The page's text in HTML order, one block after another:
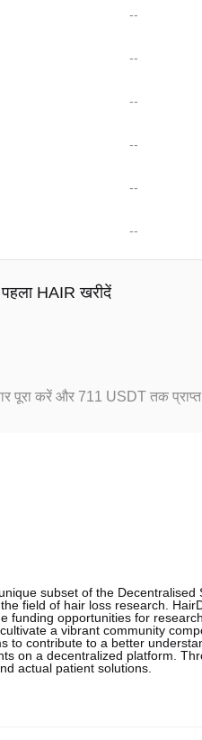
--
--
--
--
--
--
HAIR खरीदें
पूरा करें और 711 USDT तक
subset of the
field of hair loss research.
funding opportunities for
a vibrant community
to contribute to a better
on a decentralized platform.
actual patient solutions.